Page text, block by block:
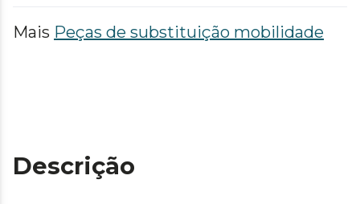
Mais Peças de substituição mobilidade
Descrição